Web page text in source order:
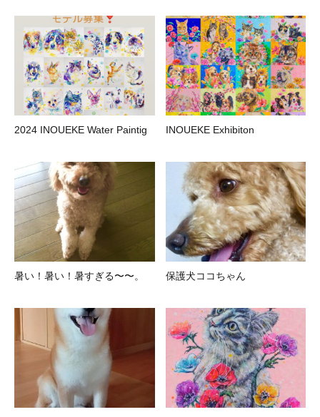
2024 INOUEKE Water Paintig INOUEKE Exhibiton
暑い！暑い！暑すぎる〜〜。 保護犬ココちゃん